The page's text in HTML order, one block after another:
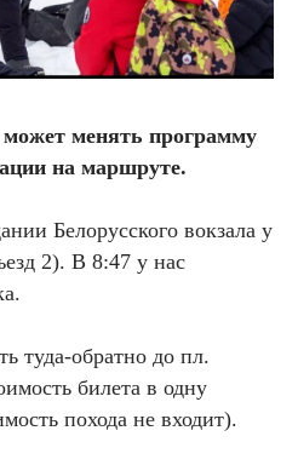
может менять программу
на маршруте.
Белорусского вокзала у
2). В 8:47 у нас
туда-обратно до пл.
билета в одну
похода не входит).